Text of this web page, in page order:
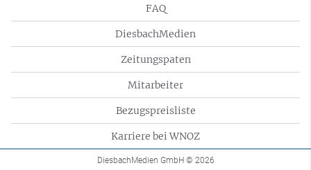
FAQ
DiesbachMedien
Zeitungspaten
Mitarbeiter
Bezugspreisliste
Karriere bei WNOZ
DiesbachMedien GmbH © 2026